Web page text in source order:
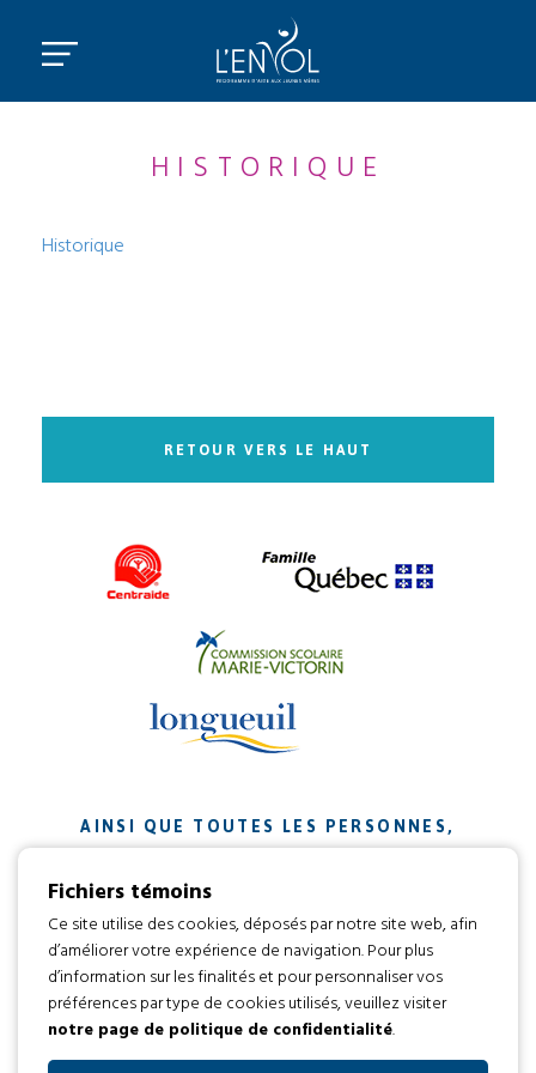
HISTORIQUE
Historique
RETOUR VERS LE HAUT
AINSI QUE TOUTES LES PERSONNES,
ORGANISMES ET ENTREPRISES QUI ONT
CONTRIBUÉ À NOTRE MISSION.
Développement web par
Tous droits réservés 2016 © L’envol
Fichiers témoins
Ce site utilise des cookies, déposés par notre site web, afin
d’améliorer votre expérience de navigation. Pour plus
d’information sur les finalités et pour personnaliser vos
préférences par type de cookies utilisés, veuillez visiter
notre page de politique de confidentialité.